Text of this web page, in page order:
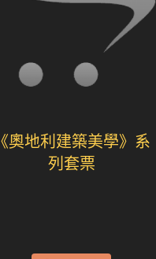
《奧地利建築美學》系
列套票